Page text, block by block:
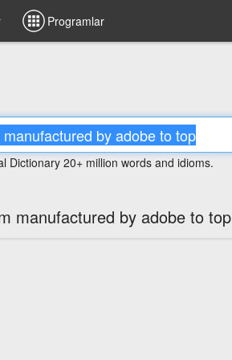
Programlar
Dictionary 20+ million words and idioms.
manufactured by adobe to top